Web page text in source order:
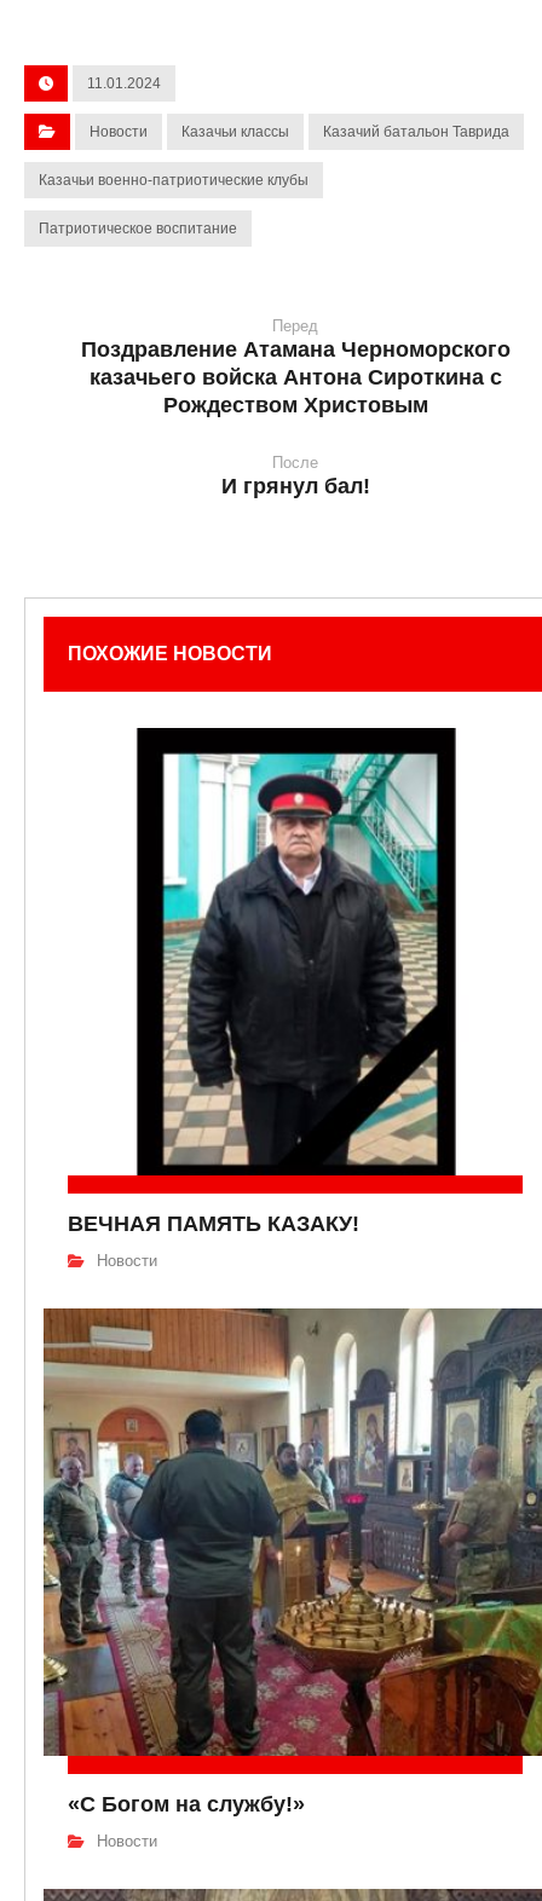
11.01.2024
Новости Казачьи классы Казачий батальон Таврида
Казачьи военно-патриотические клубы
Патриотическое воспитание
Перед
Поздравление Атамана Черноморского
казачьего войска Антона Сироткина с
Рождеством Христовым
После
И грянул бал!
ПОХОЖИЕ НОВОСТИ
ВЕЧНАЯ ПАМЯТЬ КАЗАКУ!
Новости
«С Богом на службу!»
Новости